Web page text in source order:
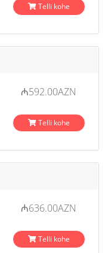
Telli kohe
₼592.00AZN
Telli kohe
₼636.00AZN
Telli kohe